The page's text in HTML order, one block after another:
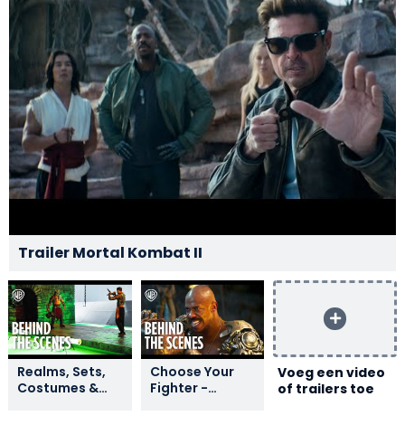
Trailer Mortal Kombat II
Realms, Sets,
Costumes &
Choose Your
Fighter -
Voeg een video
of trailers toe